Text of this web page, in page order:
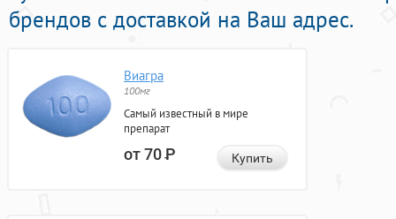
брендов с доставкой на Ваш адрес.
Виагра
100мг
Самый известный в мире
препарат
от 70Р Купить